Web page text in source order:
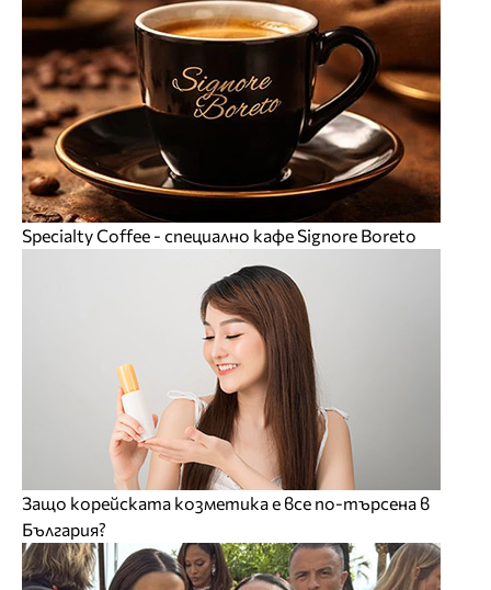
Specialty Coffee - специално кафе Signore Boreto
Защо корейската козметика е все по-търсена в
България?